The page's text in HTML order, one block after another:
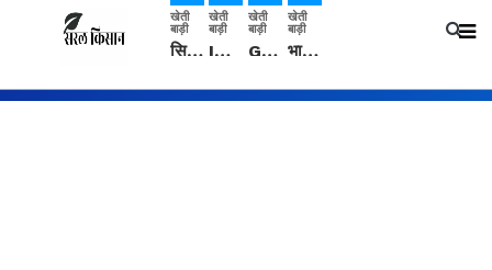
खेती
बाड़ी
सिरसा: कृषि विज्ञान केंद्र की बैठक में फसल बीमा विधि कारण व कृषि उद्यमिता बढ़ावा देने पर चर्चा
खेती
बाड़ी
IMD: राजस्थान में प्री-मानसून की सामान्य से 74% अधिक बारिश, दस्तक में देरी और मानसून कमजोर रहेगा
खेती
बाड़ी
Guar Ka Rate: ग्वार के भाव में हल्की बढ़ोतरी, बढ़ सकता है बुवाई का रकबा
खेती
बाड़ी
भारत में 29 मई से शुरु होगी प्री-मानसून बारिश, ECMWF विदेशी मौसम एजेंसी का पूर्वानुमान